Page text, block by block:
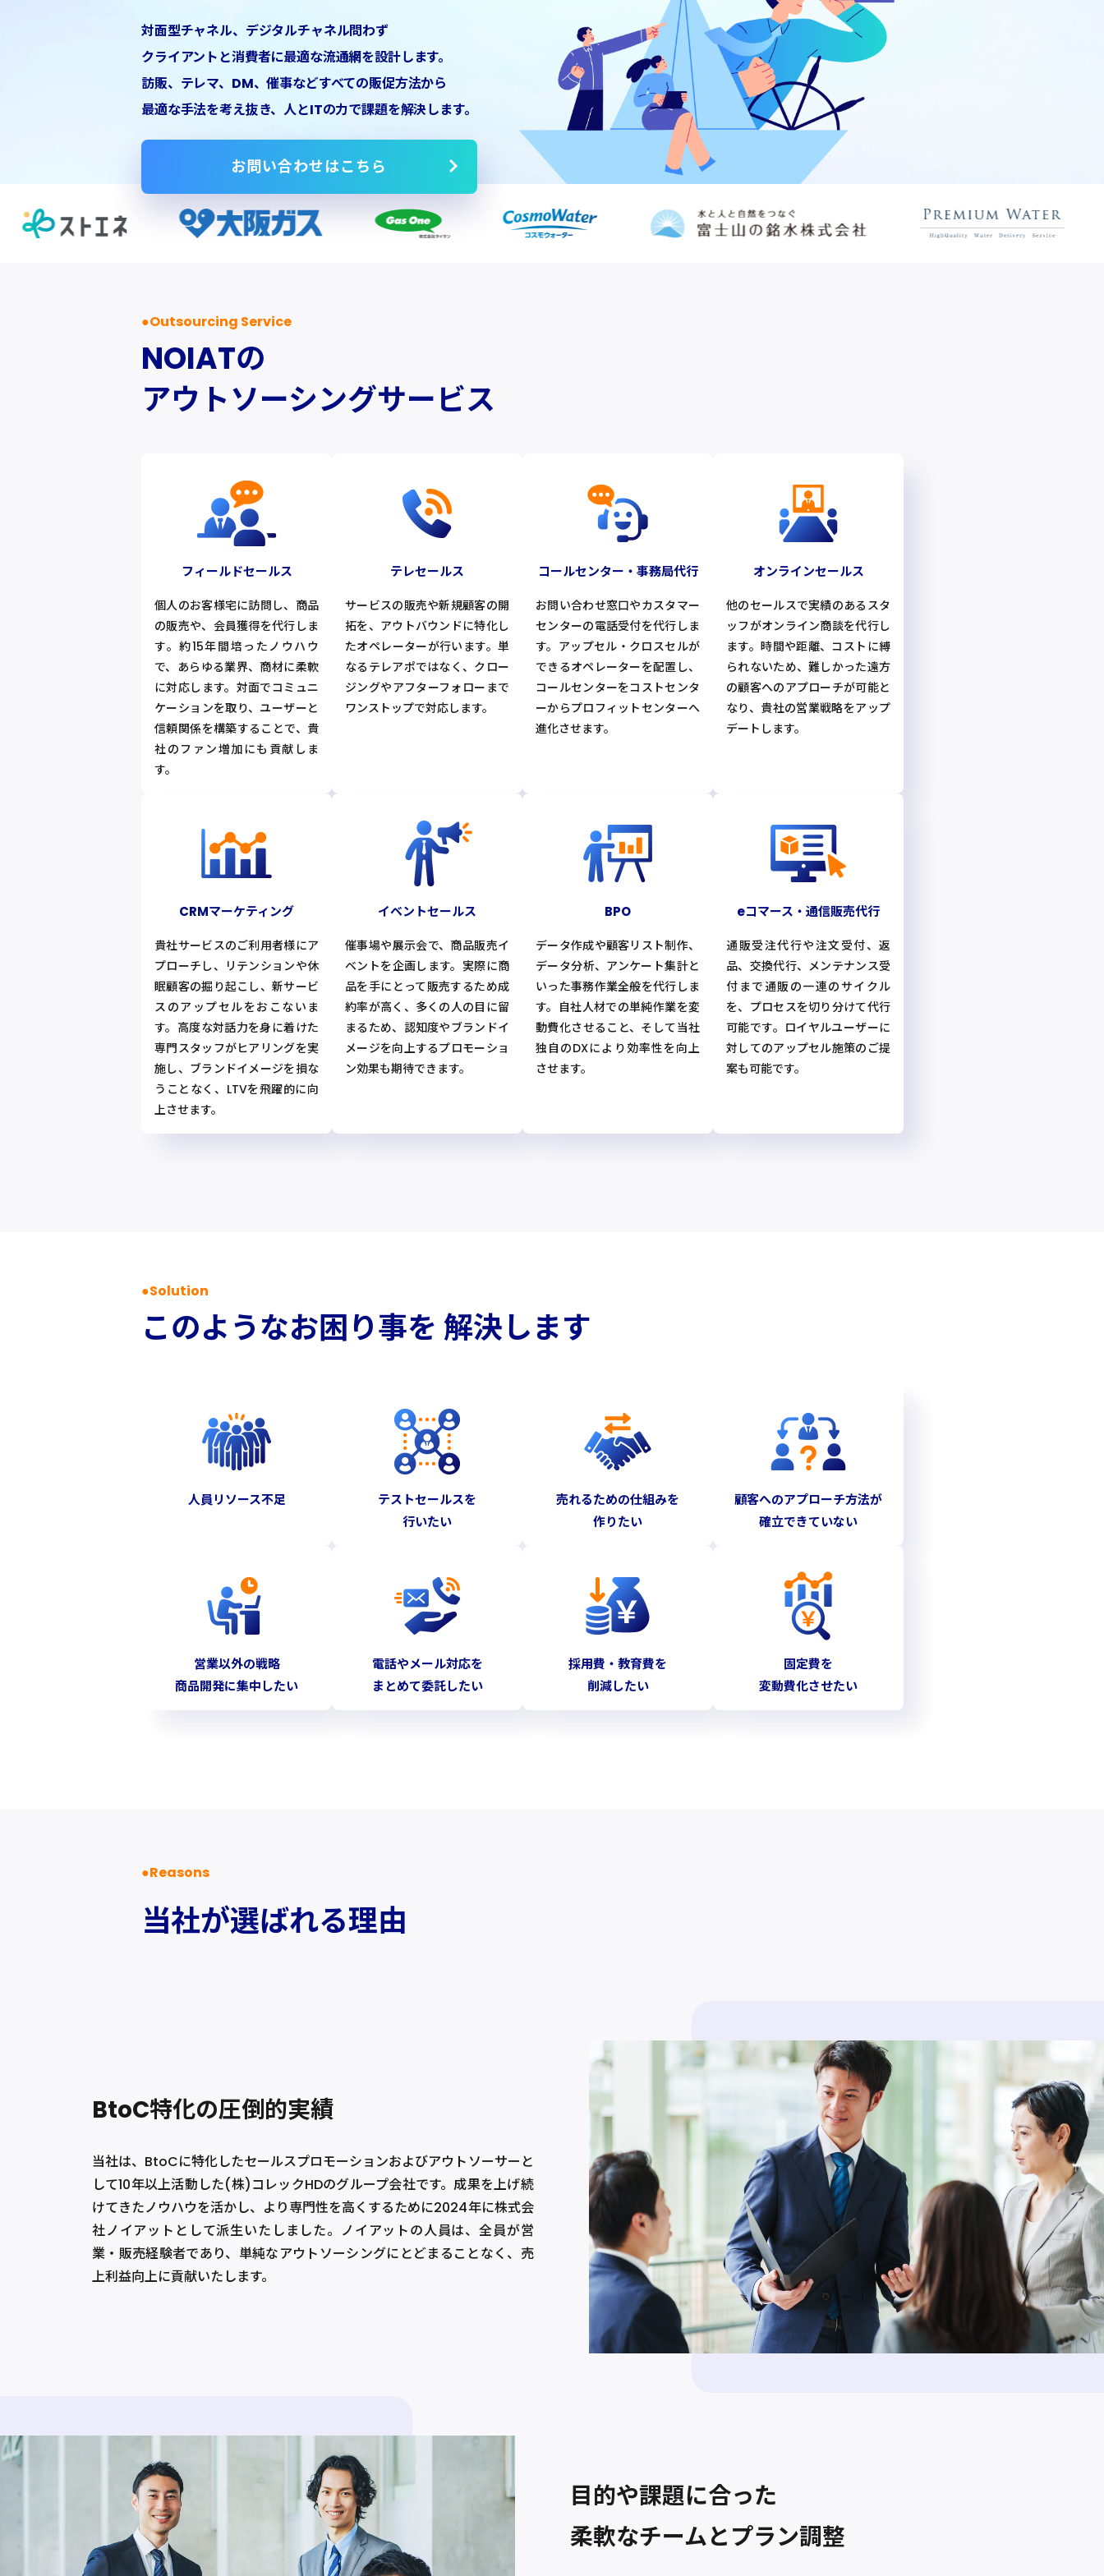
対面型チャネル、デジタルチャネル問わず
クライアントと消費者に最適な流通網を設計します。
訪販、テレマ、DM、催事などすべての販促方法から
最適な手法を考え抜き、人とITの力で課題を解決します。
お問い合わせはこちら
Outsourcing Service
NOIATの
アウトソーシングサービス
フィールドセールス
個人のお客様宅に訪問し、商品
の販売や、会員獲得を代行しま
す。約15年間培ったノウハウ
で、あらゆる業界、商材に柔軟
に対応します。対面でコミュニ
ケーションを取り、ユーザーと
信頼関係を構築することで、貴
社のファン増加にも貢献しま
す。
テレセールス
サービスの販売や新規顧客の開
拓を、アウトバウンドに特化し
たオペレーターが行います。単
なるテレアポではなく、クロー
ジングやアフターフォローまで
ワンストップで対応します。
コールセンター・事務局代行
お問い合わせ窓口やカスタマー
センターの電話受付を代行しま
す。アップセル・クロスセルが
できるオペレーターを配置し、
コールセンターをコストセンタ
ーからプロフィットセンターへ
進化させます。
オンラインセールス
他のセールスで実績のあるスタ
ッフがオンライン商談を代行し
ます。時間や距離、コストに縛
られないため、難しかった遠方
の顧客へのアプローチが可能と
なり、貴社の営業戦略をアップ
デートします。
CRMマーケティング
貴社サービスのご利用者様にア
プローチし、リテンションや休
眠顧客の掘り起こし、新サービ
スのアップセルをおこないま
す。高度な対話力を身に着けた
専門スタッフがヒアリングを実
施し、ブランドイメージを損な
うことなく、LTVを飛躍的に向
上させます。
イベントセールス
催事場や展示会で、商品販売イ
ベントを企画します。実際に商
品を手にとって販売するため成
約率が高く、多くの人の目に留
まるため、認知度やブランドイ
メージを向上するプロモーショ
ン効果も期待できます。
BPO
データ作成や顧客リスト制作、
データ分析、アンケート集計と
いった事務作業全般を代行しま
す。自社人材での単純作業を変
動費化させること、そして当社
独自のDXにより効率性を向上
させます。
eコマース・通信販売代行
通販受注代行や注文受付、返
品、交換代行、メンテナンス受
付まで通販の一連のサイクル
を、プロセスを切り分けて代行
可能です。ロイヤルユーザーに
対してのアップセル施策のご提
案も可能です。
Solution
このようなお困り事を 解決します
人員リソース不足
テストセールスを
行いたい
売れるための仕組みを
作りたい
顧客へのアプローチ方法が
確立できていない
営業以外の戦略
商品開発に集中したい
電話やメール対応を
まとめて委託したい
採用費・教育費を
削減したい
固定費を
変動費化させたい
Reasons
当社が選ばれる理由
BtoC特化の圧倒的実績
当社は、BtoCに特化したセールスプロモーションおよびアウトソーサーと
して10年以上活動した(株)コレックHDのグループ会社です。成果を上げ続
けてきたノウハウを活かし、より専門性を高くするために2024年に株式会
社ノイアットとして派生いたしました。ノイアットの人員は、全員が営
業・販売経験者であり、単純なアウトソーシングにとどまることなく、売
上利益向上に貢献いたします。
目的や課題に合った
柔軟なチームとプラン調整